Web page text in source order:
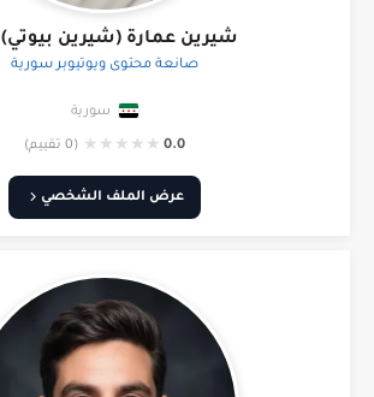
شيرين عمارة (شيرين بيوتي)
صانعة محتوى ويوتيوبر سورية
سورية
0.0
★
★
★
★
★ (0 تقييم)
عرض الملف الشخصي